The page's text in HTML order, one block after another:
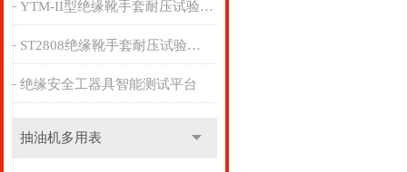
YTM-II型绝缘靴手套耐压试验装置
ST2808绝缘靴手套耐压试验装置
绝缘安全工器具智能测试平台
抽油机多用表